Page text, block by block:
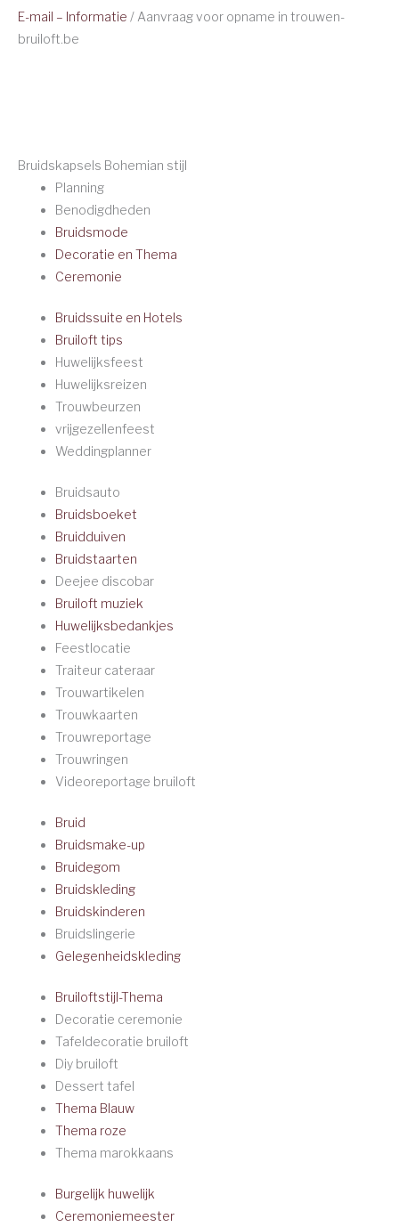
E-mail – Informatie / Aanvraag voor opname in trouwen-
bruiloft.be
Bruidskapsels Bohemian stijl
Planning
Benodigdheden
Bruidsmode
Decoratie en Thema
Ceremonie
Bruidssuite en Hotels
Bruiloft tips
Huwelijksfeest
Huwelijksreizen
Trouwbeurzen
vrijgezellenfeest
Weddingplanner
Bruidsauto
Bruidsboeket
Bruidduiven
Bruidstaarten
Deejee discobar
Bruiloft muziek
Huwelijksbedankjes
Feestlocatie
Traiteur cateraar
Trouwartikelen
Trouwkaarten
Trouwreportage
Trouwringen
Videoreportage bruiloft
Bruid
Bruidsmake-up
Bruidegom
Bruidskleding
Bruidskinderen
Bruidslingerie
Gelegenheidskleding
Bruiloftstijl-Thema
Decoratie ceremonie
Tafeldecoratie bruiloft
Diy bruiloft
Dessert tafel
Thema Blauw
Thema roze
Thema marokkaans
Burgelijk huwelijk
Ceremoniemeester